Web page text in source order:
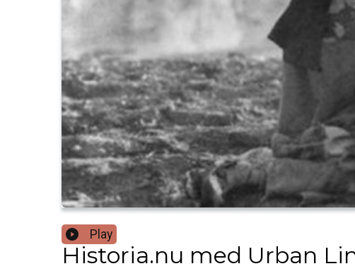
Play
Historia.nu med Urban